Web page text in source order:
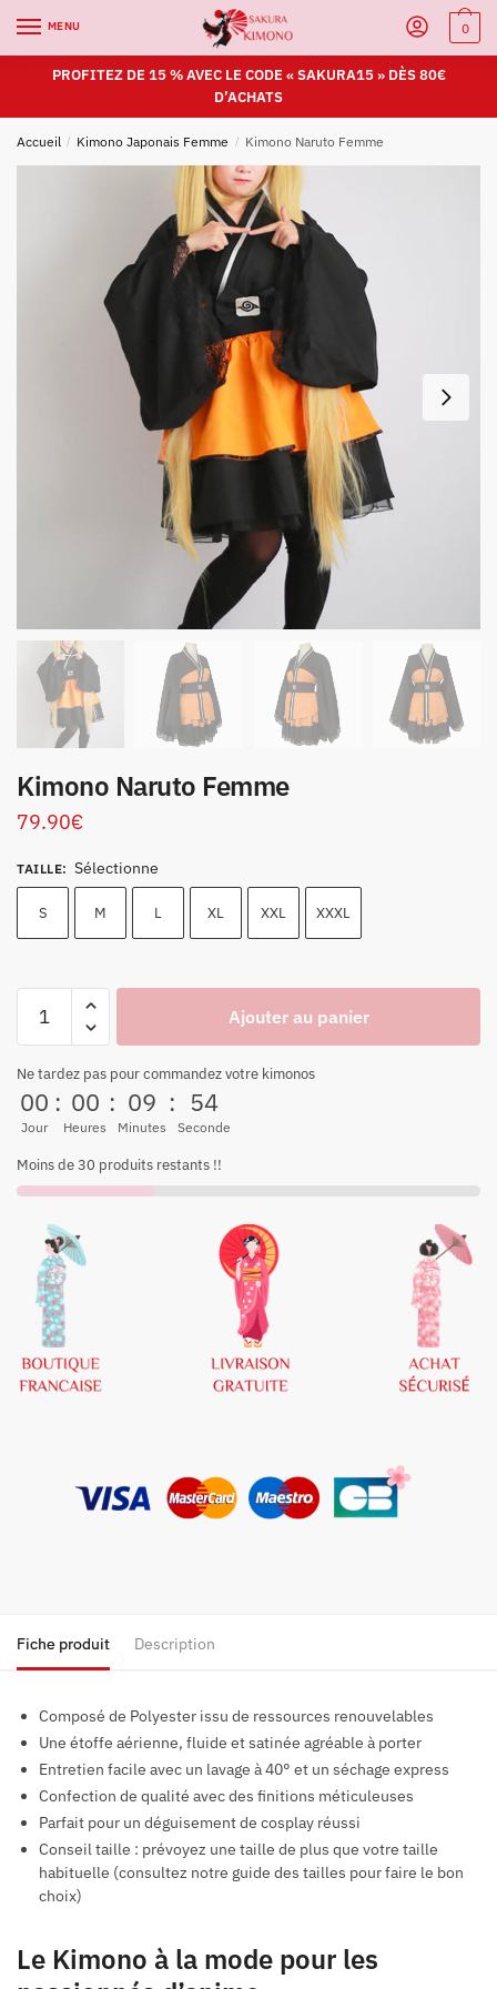
MENU 0
PROFITEZ DE 15 % AVEC LE CODE « SAKURA15 » DÈS 80€
D’ACHATS
Accueil / Kimono Japonais Femme / Kimono Naruto Femme
Kimono Naruto Femme
79.90€
TAILLE: Sélectionne
S M L XL XXL XXXL
Ajouter au panier
Ne tardez pas pour commandez votre kimonos
00
Jour
: 00
Heures
: 09
Minutes
: 54
Seconde
Moins de 30 produits restants !!
Fiche produit Description
Composé de Polyester issu de ressources renouvelables
Une étoffe aérienne, fluide et satinée agréable à porter
Entretien facile avec un lavage à 40° et un séchage express
Confection de qualité avec des finitions méticuleuses
Parfait pour un déguisement de cosplay réussi
Conseil taille : prévoyez une taille de plus que votre taille
habituelle (consultez notre guide des tailles pour faire le bon
choix)
Le Kimono à la mode pour les